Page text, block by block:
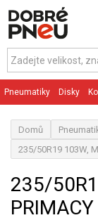
Pneumatiky Disky
Domů
235/50R19 103W,
235/